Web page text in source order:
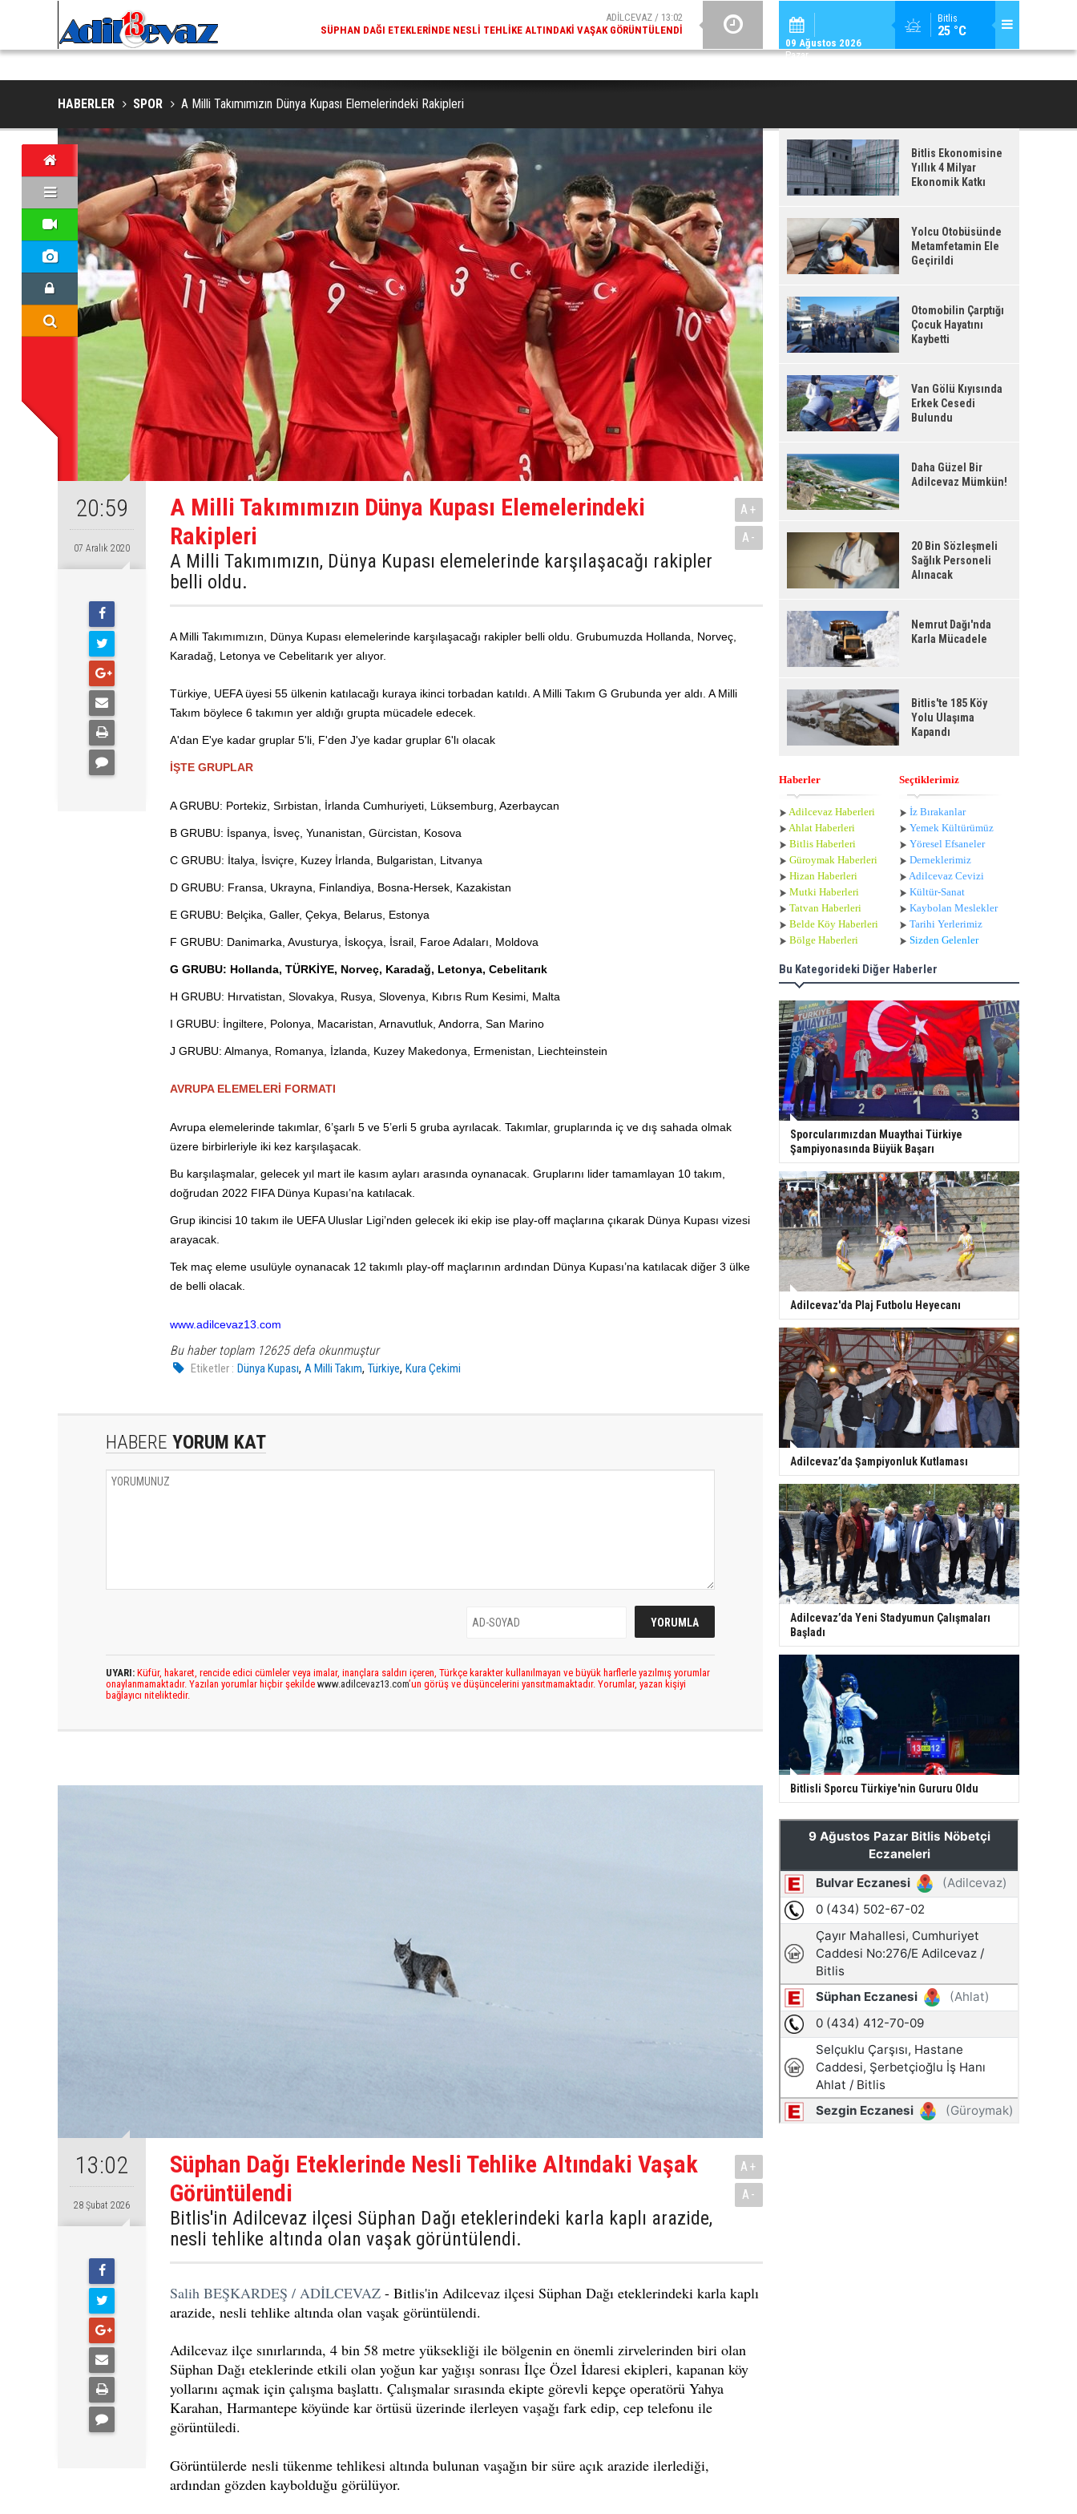
Bitlis
25 °C
09 Ağustos 2026
Pazar
NESLI TEHLIKE ALTINDAKI VAŞAK GÖRÜNTÜLENDI
ADİLCEVAZ / 09:10
ADILCEVAZ ESKI KAYMAKAMLARINDAN MUSTAFA ÇIFTÇI İÇIŞLERI BAKANI OLDU
ADİLCEVAZ /
ADILCEVAZ'DA KUDUZ VAKASI TESPIT EDILEN KÖY, KARANTINAYA
HABERLER SPOR A Milli Takımımızın Dünya Kupası Elemelerindeki Rakipleri
20:59
07 Aralık 2020
A Milli Takımımızın Dünya Kupası Elemelerindeki
Rakipleri
A Milli Takımımızın, Dünya Kupası elemelerinde karşılaşacağı rakipler
belli oldu.
A+
A-
A Milli Takımımızın, Dünya Kupası elemelerinde karşılaşacağı rakipler belli oldu. Grubumuzda Hollanda, Norveç,
Karadağ, Letonya ve Cebelitarık yer alıyor.
Türkiye, UEFA üyesi 55 ülkenin katılacağı kuraya ikinci torbadan katıldı. A Milli Takım G Grubunda yer aldı. A Milli
Takım böylece 6 takımın yer aldığı grupta mücadele edecek.
A'dan E'ye kadar gruplar 5'li, F'den J'ye kadar gruplar 6'lı olacak
İŞTE GRUPLAR
A GRUBU: Portekiz, Sırbistan, İrlanda Cumhuriyeti, Lüksemburg, Azerbaycan
B GRUBU: İspanya, İsveç, Yunanistan, Gürcistan, Kosova
C GRUBU: İtalya, İsviçre, Kuzey İrlanda, Bulgaristan, Litvanya
D GRUBU: Fransa, Ukrayna, Finlandiya, Bosna-Hersek, Kazakistan
E GRUBU: Belçika, Galler, Çekya, Belarus, Estonya
F GRUBU: Danimarka, Avusturya, İskoçya, İsrail, Faroe Adaları, Moldova
G GRUBU: Hollanda, TÜRKİYE, Norveç, Karadağ, Letonya, Cebelitarık
H GRUBU: Hırvatistan, Slovakya, Rusya, Slovenya, Kıbrıs Rum Kesimi, Malta
I GRUBU: İngiltere, Polonya, Macaristan, Arnavutluk, Andorra, San Marino
J GRUBU: Almanya, Romanya, İzlanda, Kuzey Makedonya, Ermenistan, Liechteinstein
AVRUPA ELEMELERİ FORMATI
Avrupa elemelerinde takımlar, 6’şarlı 5 ve 5’erli 5 gruba ayrılacak. Takımlar, gruplarında iç ve dış sahada olmak
üzere birbirleriyle iki kez karşılaşacak.
Bu karşılaşmalar, gelecek yıl mart ile kasım ayları arasında oynanacak. Gruplarını lider tamamlayan 10 takım,
doğrudan 2022 FIFA Dünya Kupası’na katılacak.
Grup ikincisi 10 takım ile UEFA Uluslar Ligi’nden gelecek iki ekip ise play-off maçlarına çıkarak Dünya Kupası vizesi
arayacak.
Tek maç eleme usulüyle oynanacak 12 takımlı play-off maçlarının ardından Dünya Kupası’na katılacak diğer 3 ülke
de belli olacak.
www.adilcevaz13.com
Bu haber toplam 12625 defa okunmuştur
Etiketler : Dünya Kupası,A Milli Takım,Türkiye,Kura Çekimi
HABERE YORUM KAT
UYARI: Küfür, hakaret, rencide edici cümleler veya imalar, inançlara saldırı içeren, Türkçe karakter kullanılmayan ve büyük harflerle yazılmış yorumlar
onaylanmamaktadır. Yazılan yorumlar hiçbir şekilde www.adilcevaz13.com’un görüş ve düşüncelerini yansıtmamaktadır. Yorumlar, yazan kişiyi
bağlayıcı niteliktedir.
13:02
28 Şubat 2026
Süphan Dağı Eteklerinde Nesli Tehlike Altındaki Vaşak
Görüntülendi
Bitlis'in Adilcevaz ilçesi Süphan Dağı eteklerindeki karla kaplı arazide,
nesli tehlike altında olan vaşak görüntülendi.
A+
A-
Salih BEŞKARDEŞ / ADİLCEVAZ - Bitlis'in Adilcevaz ilçesi Süphan Dağı eteklerindeki karla kaplı
arazide, nesli tehlike altında olan vaşak görüntülendi.
Adilcevaz ilçe sınırlarında, 4 bin 58 metre yüksekliği ile bölgenin en önemli zirvelerinden biri olan
Süphan Dağı eteklerinde etkili olan yoğun kar yağışı sonrası İlçe Özel İdaresi ekipleri, kapanan köy
yollarını açmak için çalışma başlattı. Çalışmalar sırasında ekipte görevli kepçe operatörü Yahya
Karahan, Harmantepe köyünde kar örtüsü üzerinde ilerleyen vaşağı fark edip, cep telefonu ile
görüntüledi.
Görüntülerde nesli tükenme tehlikesi altında bulunan vaşağın bir süre açık arazide ilerlediği,
ardından gözden kaybolduğu görülüyor.
Bitlis Ekonomisine
Yıllık 4 Milyar
Ekonomik Katkı
Yolcu Otobüsünde
Metamfetamin Ele
Geçirildi
Otomobilin Çarptığı
Çocuk Hayatını
Kaybetti
Van Gölü Kıyısında
Erkek Cesedi
Bulundu
Daha Güzel Bir
Adilcevaz Mümkün!
20 Bin Sözleşmeli
Sağlık Personeli
Alınacak
Nemrut Dağı'nda
Karla Mücadele
Bitlis'te 185 Köy
Yolu Ulaşıma
Kapandı
Haberler
Adilcevaz Haberleri
Ahlat Haberleri
Bitlis Haberleri
Güroymak Haberleri
Hizan Haberleri
Mutki Haberleri
Tatvan Haberleri
Belde Köy Haberleri
Bölge Haberleri
Seçtiklerimiz
İz Bırakanlar
Yemek Kültürümüz
Yöresel Efsaneler
Derneklerimiz
Adilcevaz Cevizi
Kültür-Sanat
Kaybolan Meslekler
Tarihi Yerlerimiz
Sizden Gelenler
Bu Kategorideki Diğer Haberler
Sporcularımızdan Muaythai Türkiye
Şampiyonasında Büyük Başarı
Adilcevaz'da Plaj Futbolu Heyecanı
Adilcevaz’da Şampiyonluk Kutlaması
Adilcevaz’da Yeni Stadyumun Çalışmaları
Başladı
Bitlisli Sporcu Türkiye'nin Gururu Oldu